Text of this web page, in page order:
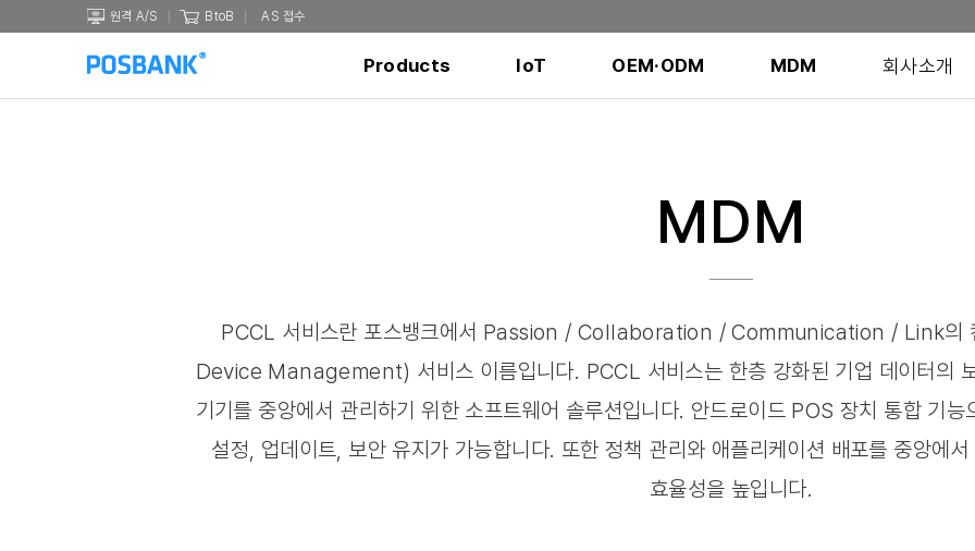
원격 A/S BtoB AS 접수
Products IoT OEM·ODM MDM 회사소개
MDM
PCCL 서비스란 포스뱅크에서 Passion / Collaboration / Communication / Link의
Device Management) 서비스 이름입니다. PCCL 서비스는 한층 강화된 기업 데이터의
기기를 중앙에서 관리하기 위한 소프트웨어 솔루션입니다. 안드로이드 POS 장치 통합 기
설정, 업데이트, 보안 유지가 가능합니다. 또한 정책 관리와 애플리케이션 배포를 중앙에
효율성을 높입니다.